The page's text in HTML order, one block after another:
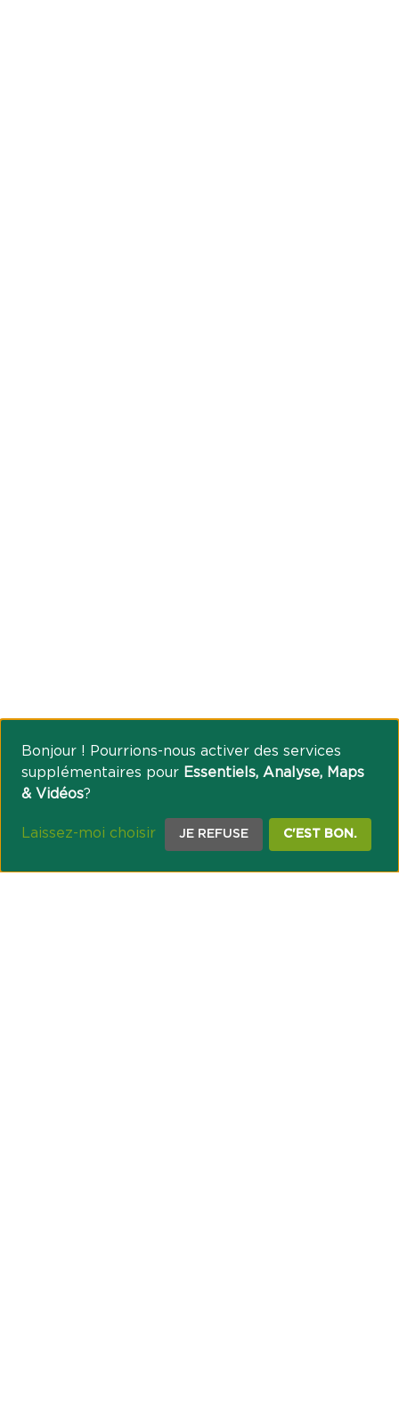
Bonjour ! Pourrions-nous activer des services
supplémentaires pour Essentiels, Analyse, Maps
& Vidéos?
Laissez-moi choisir JE REFUSE C'EST BON.